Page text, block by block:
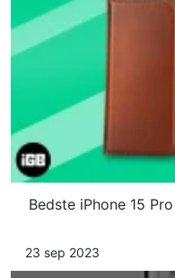
Bedste iPhone 15
23 sep 2023